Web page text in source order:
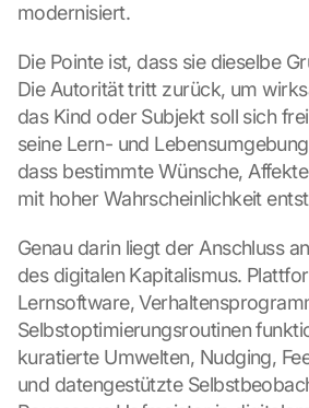
modernisiert.
Die Pointe ist, dass sie dieselbe
Die Autorität tritt zurück, um
das Kind oder Subjekt soll sich
seine Lern- und
dass bestimmte Wünsche,
mit hoher Wahrscheinlichkeit
Genau darin liegt der Anschluss
des digitalen Kapitalismus.
Lernsoftware,
Selbstoptimierungsroutinen
kuratierte Umwelten, Nudging,
und datengestützte